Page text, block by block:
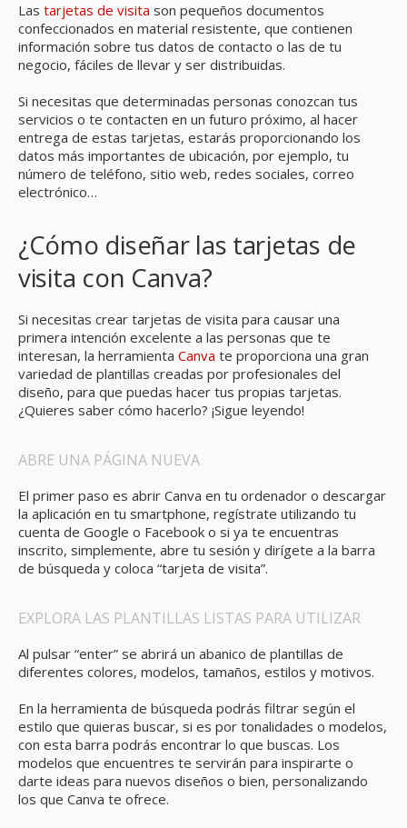
Las tarjetas de visita son pequeños documentos
confeccionados en material resistente, que contienen
información sobre tus datos de contacto o las de tu
negocio, fáciles de llevar y ser distribuidas.
Si necesitas que determinadas personas conozcan tus
servicios o te contacten en un futuro próximo, al hacer
entrega de estas tarjetas, estarás proporcionando los
datos más importantes de ubicación, por ejemplo, tu
número de teléfono, sitio web, redes sociales, correo
electrónico…
¿Cómo diseñar las tarjetas de
visita con Canva?
Si necesitas crear tarjetas de visita para causar una
primera intención excelente a las personas que te
interesan, la herramienta Canva te proporciona una gran
variedad de plantillas creadas por profesionales del
diseño, para que puedas hacer tus propias tarjetas.
¿Quieres saber cómo hacerlo? ¡Sigue leyendo!
ABRE UNA PÁGINA NUEVA
El primer paso es abrir Canva en tu ordenador o descargar
la aplicación en tu smartphone, regístrate utilizando tu
cuenta de Google o Facebook o si ya te encuentras
inscrito, simplemente, abre tu sesión y dirígete a la barra
de búsqueda y coloca “tarjeta de visita”.
EXPLORA LAS PLANTILLAS LISTAS PARA UTILIZAR
Al pulsar “enter” se abrirá un abanico de plantillas de
diferentes colores, modelos, tamaños, estilos y motivos.
En la herramienta de búsqueda podrás filtrar según el
estilo que quieras buscar, si es por tonalidades o modelos,
con esta barra podrás encontrar lo que buscas. Los
modelos que encuentres te servirán para inspirarte o
darte ideas para nuevos diseños o bien, personalizando
los que Canva te ofrece.